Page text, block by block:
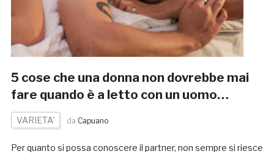
5 cose che una donna non dovrebbe mai
fare quando è a letto con un uomo…
VARIETA' da Capuano
Per quanto si possa conoscere il partner, non sempre si riesce